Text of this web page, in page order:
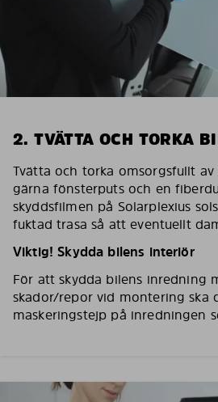
2. TVÄTTA OCH TORKA
Tvätta och torka omsorgsfullt
gärna fönsterputs och en
skyddsfilmen på Solarplexius
fuktad trasa så att eventuellt
Viktig! Skydda bilens interiör
För att skydda bilens inredning
skador/repor vid montering ska
maskeringstejp på inredningen